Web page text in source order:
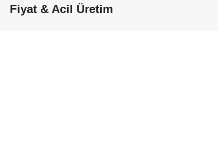
Fiyat & Acil Üretim